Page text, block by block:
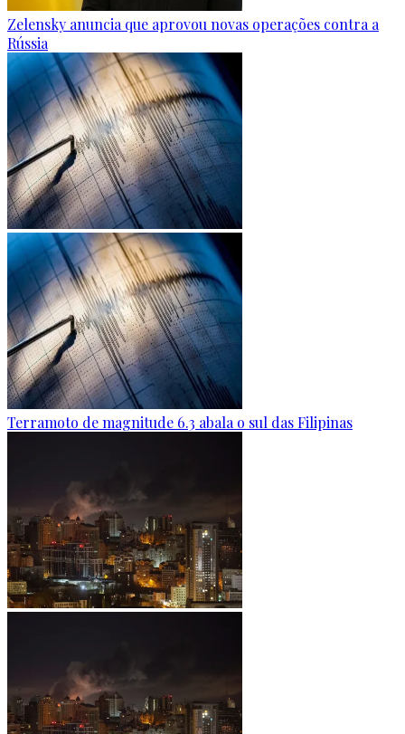
Zelensky anuncia que aprovou novas operações contra a
Rússia
Terramoto de magnitude 6.3 abala o sul das Filipinas